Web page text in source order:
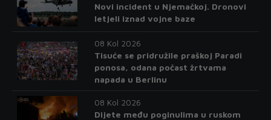
Novi incident u Njemačkoj. Dronovi
letjeli iznad vojne baze
08 Kol 2026
Tisuće se pridružile praškoj Paradi
ponosa, odana počast žrtvama
napada u Berlinu
08 Kol 2026
Dijete među poginulima u ruskom